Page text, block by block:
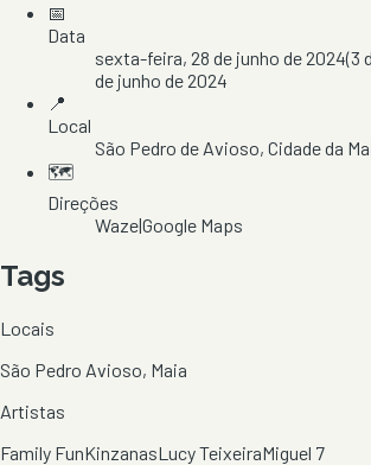
📅
Data
sexta-feira, 28 de junho de 2024(3
de junho de 2024
📍
Local
São Pedro de Avioso, Cidade da
🗺️
Direções
Waze|Google Maps
Tags
Locais
São Pedro Avioso, Maia
Artistas
Family FunKinzanasLucy TeixeiraMiguel 7